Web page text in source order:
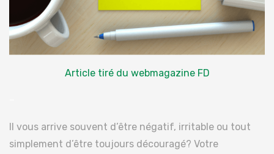
Article tiré du webmagazine FD
Il vous arrive souvent d’être négatif, irritable ou tout
simplement d’être toujours découragé? Votre